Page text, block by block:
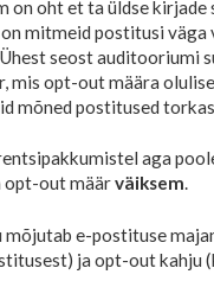
on oht et ta üldse kirjade
mitmeid postitusi
seost auditooriumi
mis opt-out määra
mõned postitused
aga
opt-out määrväiksem.
e-postituse
ja opt-out